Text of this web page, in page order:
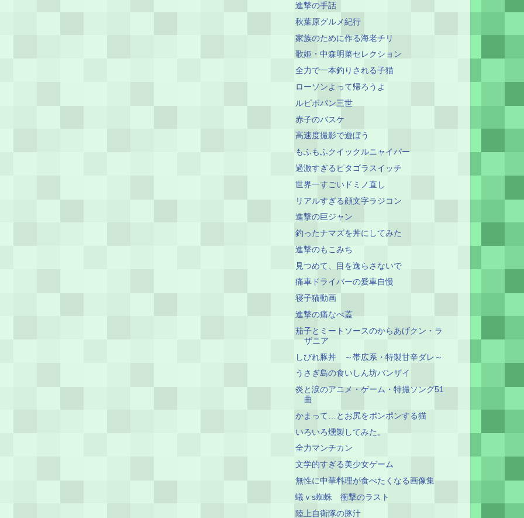
進撃の手話
秋葉原グルメ紀行
家族のために作る海老チリ
歌姫・中森明菜セレクション
全力で一本釣りされる子猫
ローソンよって帰ろうよ
ルピポパン三世
赤子のバスケ
高速度撮影で遊ぼう
もふもふクイックルニャイパー
過激すぎるピタゴラスイッチ
世界一すごいドミノ直し
リアルすぎる顔文字ラジコン
進撃の巨ジャン
釣ったナマズを丼にしてみた
進撃のもこみち
見つめて、目を逸らさないで
痛車ドライバーの愛車自慢
寝子猫動画
進撃の痛なべ蓋
茄子とミートソースのからあげクン・ラ
ザニア
しびれ豚丼 ～帯広系・特製甘辛ダレ～
うさぎ島の食いしん坊バンザイ
炎と涙のアニメ・ゲーム・特撮ソング51
曲
かまって…とお尻をポンポンする猫
いろいろ燻製してみた。
全力マンチカン
文学的すぎる美少女ゲーム
無性に中華料理が食べたくなる画像集
蟻ｖs蜘蛛 衝撃のラスト
陸上自衛隊の豚汁